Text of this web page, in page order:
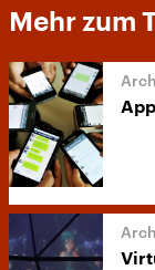
Mehr zum